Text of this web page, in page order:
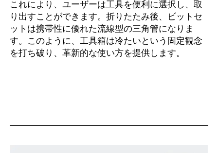
これにより、ユーザーは工具を便利に選択し、取
り出すことができます。折りたたみ後、ビットセ
ットは携帯性に優れた流線型の三角管になりま
す。このように、工具箱は冷たいという固定観念
を打ち破り、革新的な使い方を提供します。